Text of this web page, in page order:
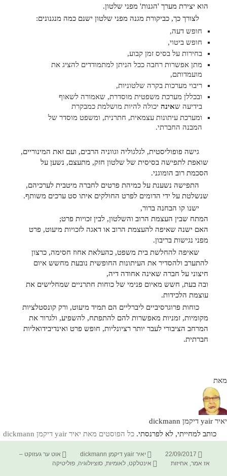
הוא יצירת מערך 'הגנות' מפני שלטון.
לצורך כך, כביקורת מגנה מפני שלטון ישנם כמה מנגנונים:
חופש דעה,
חופש ביטוי,
בחירות על בסיס זמן קבוע,
מתן אפשרות רחבה ככל הניתן למתמודדים להציג את
מועמדותם,
ריבוי מערכות בקרה שלטוניות,
ובכללן מערכת משפטית מוסדרת, שאמורה לשאוף
בידיעה שאינה יכולה להיות מושלמת כמבקרת
ומערכת עיתונות עצמאית, חתרנית, ומשפט מוסדר של
המבנה החברתי.
גישה פופוליסטית, לגלגוליה וגווניה הרבים, ועם זאת המינוריים,
שואפת לתפישה בסיסית של שלטון חזק, מתעצם, נשען על
הסכמת רוב הומוגני.
התפישה נשענת על כמיהת פרטים לחברה מיטבית לערכיהם,
שנשלטת על ידי הדומים לפרט החולקים איתו סט ערכים משותף.
ישנו קו הבחנה ברור,
המתח שבין העצמת הרוב והשלטון, לבין זכויות פרט;
האם ישנה שאיפה להעצמת הרוב או דאגה לזכויות מיעוט, פרט
מפני נגישות בריבון.
שאיפה להחלשת בית משפט, כהעלאת אחוז חסימה, כרצון
להתערב ולהסדיר את העיתונות החופשית נובעת מחשש איום
חיצוני על חברה שאינה אחודה דיה,
ובה בעת, חשש מאיום פנימי של כוחות חתרניים שמחלישים את
עוצמת הלכידות.
כוחות פרוגרסיביים ליברליים הם תמיד מיעוט, ורק קונסטלציות
מקומיות, זמניות מאפשרות להם להתפתח, להשפיע, ולגרור את
המרחב הציבורי לעבר יותר רציונליות, חופש פרט ואינדיבידואליות
חברתית.
מאת
יאיר yair דיקמן dickmann
כותב למחייתי, לא לפרנסתי. כל הפוסטים מאת יאיר yair דיקמן dickmann‏
פורסם
בתאריך
22/09/2017 מחבר
יאיר yair דיקמן dickmann קטגוריות
אוט ער געזוקט –
אז אמר, אחיזות תגיות
אינטלקט,לאומיות,סוציולוגיה,פוליטיקה